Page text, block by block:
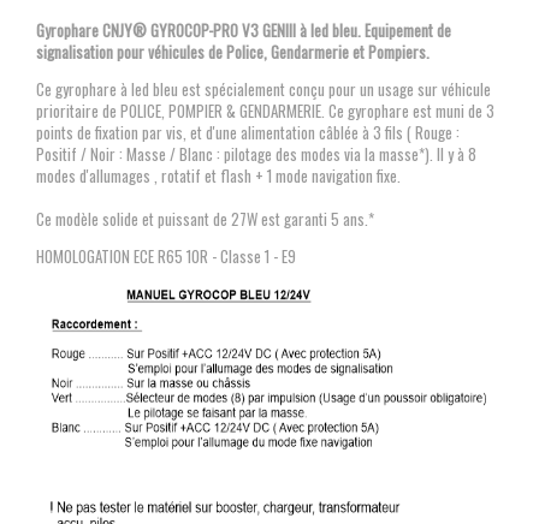
Gyrophare CNJY® GYROCOP-PRO V3 GENIII à led bleu. Equipement de
signalisation pour véhicules de Police, Gendarmerie et Pompiers.
Ce gyrophare à led bleu est spécialement conçu pour un usage sur véhicule
prioritaire de POLICE, POMPIER & GENDARMERIE. Ce gyrophare est muni de 3
points de fixation par vis, et d'une alimentation câblée à 3 fils ( Rouge :
Positif / Noir : Masse / Blanc : pilotage des modes via la masse*). Il y à 8
modes d'allumages , rotatif et flash + 1 mode navigation fixe.
Ce modèle solide et puissant de 27W est garanti 5 ans.*
HOMOLOGATION ECE R65 10R - Classe 1 - E9